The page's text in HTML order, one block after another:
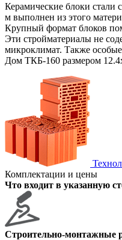
Керамические блоки стали
м выполнен из этого
Крупный формат блоков
Эти стройматериалы не
микроклимат. Также
Дом ТКБ-160 размером
Комплектации и цены
Что входит в указанную
Строительно-монтажные